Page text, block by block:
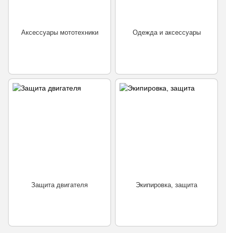
Аксессуары мототехники Одежда и аксессуары
Защита двигателя Экипировка, защита